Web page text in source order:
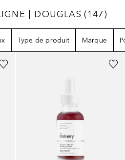
LIGNE | DOUGLAS 147
| DOUGLAS (147)
Type de produit Marque